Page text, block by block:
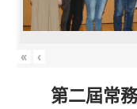
« ‹
第二屆常